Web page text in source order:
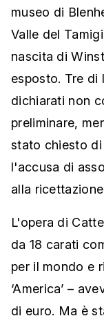
museo di
Valle del
nascita di
esposto. Tre di
dichiarati non
preliminare,
stato chiesto
l'accusa di
alla
L'opera di
da 18 carati
per il mondo e
‘America’ –
di euro. Ma è